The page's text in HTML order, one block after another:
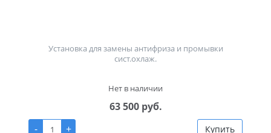
Установка для замены антифриза и промывки
сист.охлаж.
Нет в наличии
63 500 руб.
-
+ Купить